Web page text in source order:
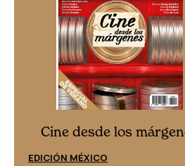
Cine desde los
EDICIÓN MÉXICO